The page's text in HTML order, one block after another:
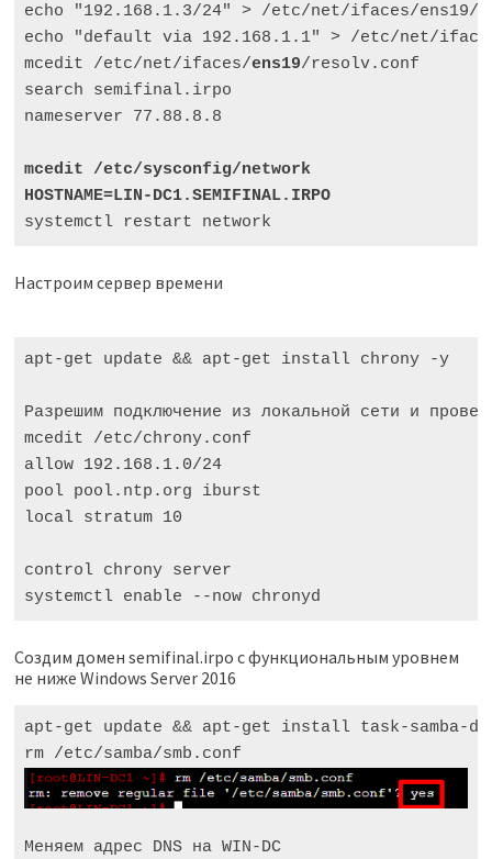
echo "192.168.1.3/24" > /etc/net/ifaces/ens19/
echo "default via 192.168.1.1" > /etc/net/
mcedit /etc/net/ifaces/ens19/resolv.conf
search semifinal.irpo
nameserver 77.88.8.8
mcedit /etc/sysconfig/network
HOSTNAME=LIN-DC1.SEMIFINAL.IRPO
systemctl restart network
Настроим сервер времени
apt-get update && apt-get install chrony -y
Разрешим подключение из локальной сети и
mcedit /etc/chrony.conf
allow 192.168.1.0/24
pool pool.ntp.org iburst
local stratum 10
control chrony server
systemctl enable --now chronyd
Создим домен semifinal.irpo с функциональным уровнем
не ниже Windows Server 2016
apt-get update && apt-get install task-samba-
Меняем адрес DNS на WIN-DC